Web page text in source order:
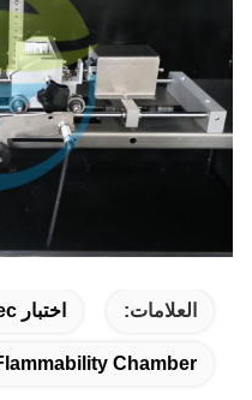
العلامات: اختبار Iec
Flammability Chamber